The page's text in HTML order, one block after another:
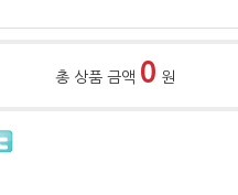
총 상품 금액 0 원